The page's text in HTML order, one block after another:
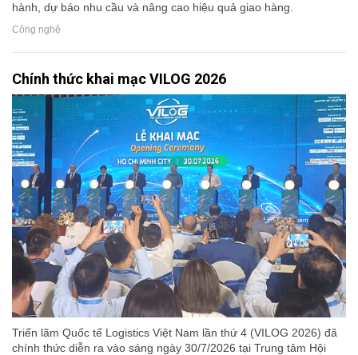
hành, dự báo nhu cầu và nâng cao hiệu quả giao hàng.
Công nghệ
Chính thức khai mạc VILOG 2026
Triển lãm Quốc tế Logistics Việt Nam lần thứ 4 (VILOG 2026) đã
chính thức diễn ra vào sáng ngày 30/7/2026 tại Trung tâm Hội